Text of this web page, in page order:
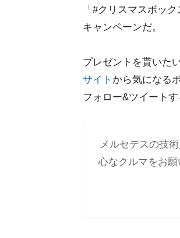
「#クリスマスボッ
キャンペーンだ。
プレゼントを貰いた
サイト から気になる
フォロー&ツイートす
メルセデスの技
心なクルマをお